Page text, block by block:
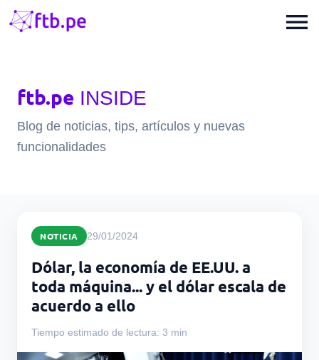
menu
ftb.pe INSIDE
Blog de noticias, tips, artículos y nuevas
funcionalidades
NOTICIA 29/01/2024
Dólar, la economía de EE.UU. a
toda máquina... y el dólar escala de
acuerdo a ello
Tiempo estimado de lectura: 3 min